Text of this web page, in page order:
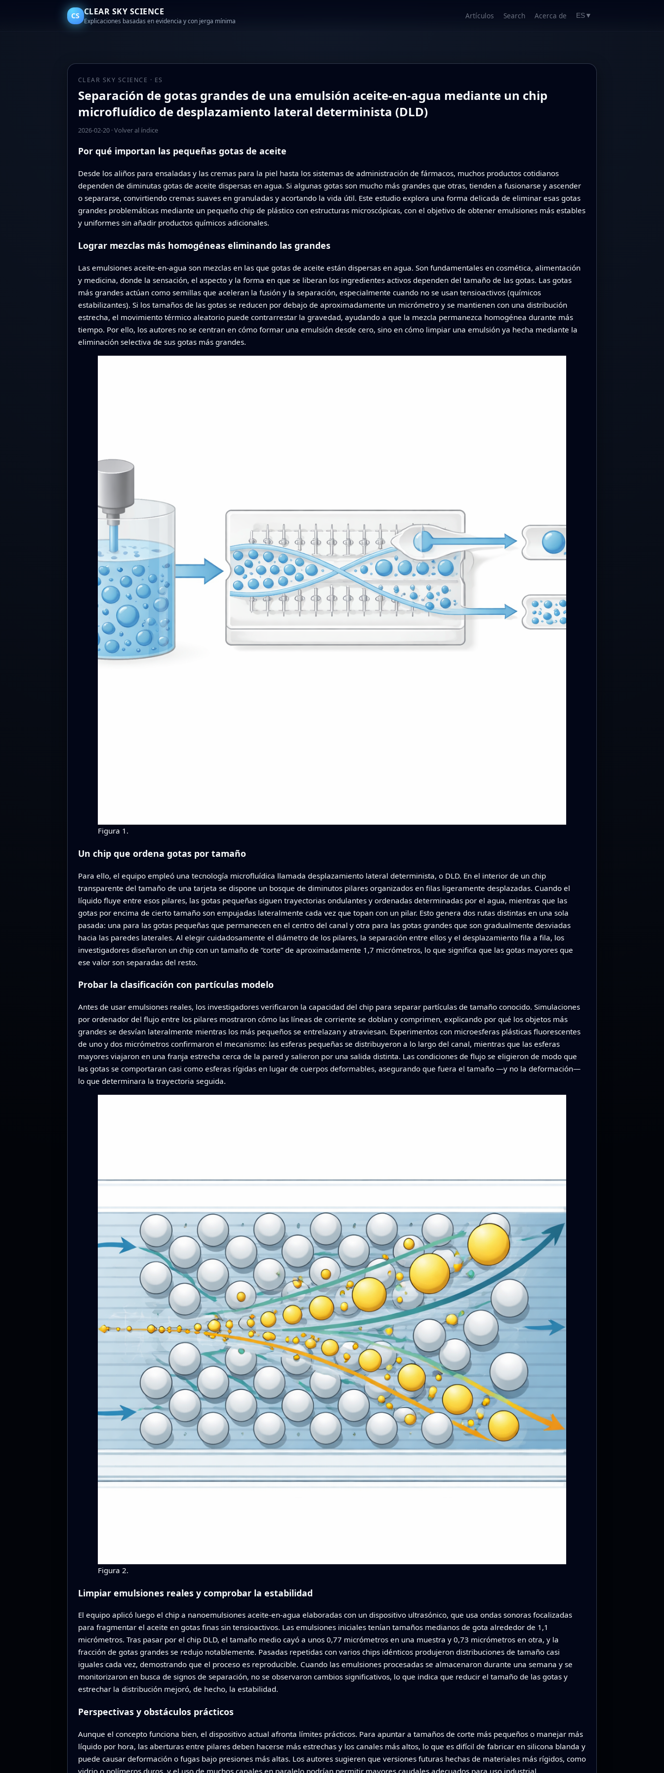
CS CLEAR SKY SCIENCE
Explicaciones basadas en evidencia y con jerga mínima
Artículos Search Acerca de ES ▼
CLEAR SKY SCIENCE · ES
Separación de gotas grandes de una emulsión aceite-en-agua mediante un chip
microfluídico de desplazamiento lateral determinista (DLD)
2026-02-20·Volver al índice
Por qué importan las pequeñas gotas de aceite
Desde los aliños para ensaladas y las cremas para la piel hasta los sistemas de administración de fármacos, muchos productos cotidianos
dependen de diminutas gotas de aceite dispersas en agua. Si algunas gotas son mucho más grandes que otras, tienden a fusionarse y ascender
o separarse, convirtiendo cremas suaves en granuladas y acortando la vida útil. Este estudio explora una forma delicada de eliminar esas gotas
grandes problemáticas mediante un pequeño chip de plástico con estructuras microscópicas, con el objetivo de obtener emulsiones más estables
y uniformes sin añadir productos químicos adicionales.
Lograr mezclas más homogéneas eliminando las grandes
Las emulsiones aceite-en-agua son mezclas en las que gotas de aceite están dispersas en agua. Son fundamentales en cosmética, alimentación
y medicina, donde la sensación, el aspecto y la forma en que se liberan los ingredientes activos dependen del tamaño de las gotas. Las gotas
más grandes actúan como semillas que aceleran la fusión y la separación, especialmente cuando no se usan tensioactivos (químicos
estabilizantes). Si los tamaños de las gotas se reducen por debajo de aproximadamente un micrómetro y se mantienen con una distribución
estrecha, el movimiento térmico aleatorio puede contrarrestar la gravedad, ayudando a que la mezcla permanezca homogénea durante más
tiempo. Por ello, los autores no se centran en cómo formar una emulsión desde cero, sino en cómo limpiar una emulsión ya hecha mediante la
eliminación selectiva de sus gotas más grandes.
Figura 1.
Un chip que ordena gotas por tamaño
Para ello, el equipo empleó una tecnología microfluídica llamada desplazamiento lateral determinista, o DLD. En el interior de un chip
transparente del tamaño de una tarjeta se dispone un bosque de diminutos pilares organizados en filas ligeramente desplazadas. Cuando el
líquido fluye entre esos pilares, las gotas pequeñas siguen trayectorias ondulantes y ordenadas determinadas por el agua, mientras que las
gotas por encima de cierto tamaño son empujadas lateralmente cada vez que topan con un pilar. Esto genera dos rutas distintas en una sola
pasada: una para las gotas pequeñas que permanecen en el centro del canal y otra para las gotas grandes que son gradualmente desviadas
hacia las paredes laterales. Al elegir cuidadosamente el diámetro de los pilares, la separación entre ellos y el desplazamiento fila a fila, los
investigadores diseñaron un chip con un tamaño de “corte” de aproximadamente 1,7 micrómetros, lo que significa que las gotas mayores que
ese valor son separadas del resto.
Probar la clasificación con partículas modelo
Antes de usar emulsiones reales, los investigadores verificaron la capacidad del chip para separar partículas de tamaño conocido. Simulaciones
por ordenador del flujo entre los pilares mostraron cómo las líneas de corriente se doblan y comprimen, explicando por qué los objetos más
grandes se desvían lateralmente mientras los más pequeños se entrelazan y atraviesan. Experimentos con microesferas plásticas fluorescentes
de uno y dos micrómetros confirmaron el mecanismo: las esferas pequeñas se distribuyeron a lo largo del canal, mientras que las esferas
mayores viajaron en una franja estrecha cerca de la pared y salieron por una salida distinta. Las condiciones de flujo se eligieron de modo que
las gotas se comportaran casi como esferas rígidas en lugar de cuerpos deformables, asegurando que fuera el tamaño —y no la deformación—
lo que determinara la trayectoria seguida.
Figura 2.
Limpiar emulsiones reales y comprobar la estabilidad
El equipo aplicó luego el chip a nanoemulsiones aceite-en-agua elaboradas con un dispositivo ultrasónico, que usa ondas sonoras focalizadas
para fragmentar el aceite en gotas finas sin tensioactivos. Las emulsiones iniciales tenían tamaños medianos de gota alrededor de 1,1
micrómetros. Tras pasar por el chip DLD, el tamaño medio cayó a unos 0,77 micrómetros en una muestra y 0,73 micrómetros en otra, y la
fracción de gotas grandes se redujo notablemente. Pasadas repetidas con varios chips idénticos produjeron distribuciones de tamaño casi
iguales cada vez, demostrando que el proceso es reproducible. Cuando las emulsiones procesadas se almacenaron durante una semana y se
monitorizaron en busca de signos de separación, no se observaron cambios significativos, lo que indica que reducir el tamaño de las gotas y
estrechar la distribución mejoró, de hecho, la estabilidad.
Perspectivas y obstáculos prácticos
Aunque el concepto funciona bien, el dispositivo actual afronta límites prácticos. Para apuntar a tamaños de corte más pequeños o manejar más
líquido por hora, las aberturas entre pilares deben hacerse más estrechas y los canales más altos, lo que es difícil de fabricar en silicona blanda y
puede causar deformación o fugas bajo presiones más altas. Los autores sugieren que versiones futuras hechas de materiales más rígidos, como
vidrio o polímeros duros, y el uso de muchos canales en paralelo podrían permitir mayores caudales adecuados para uso industrial,